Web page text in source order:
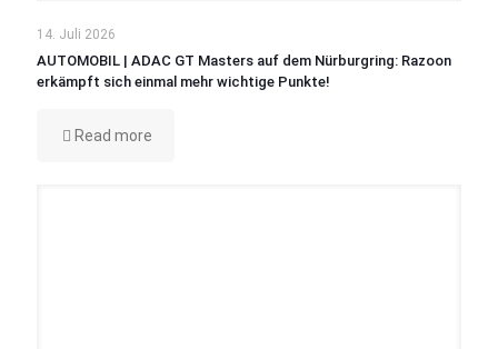
14. Juli 2026
AUTOMOBIL | ADAC GT Masters auf dem Nürburgring: Razoon
erkämpft sich einmal mehr wichtige Punkte!
Read more